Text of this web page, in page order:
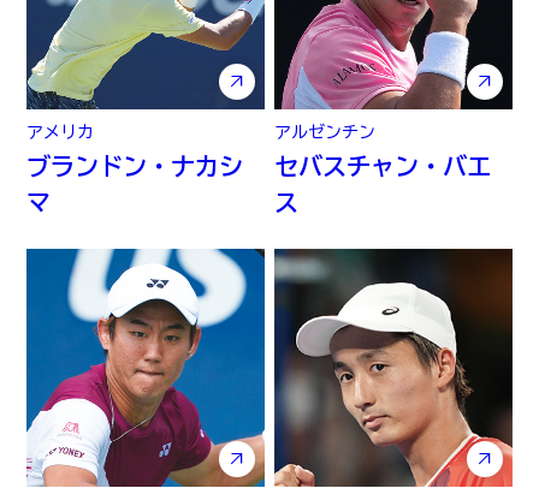
アメリカ
ブランドン・ナカシ
マ
アルゼンチン
セバスチャン・バエ
ス